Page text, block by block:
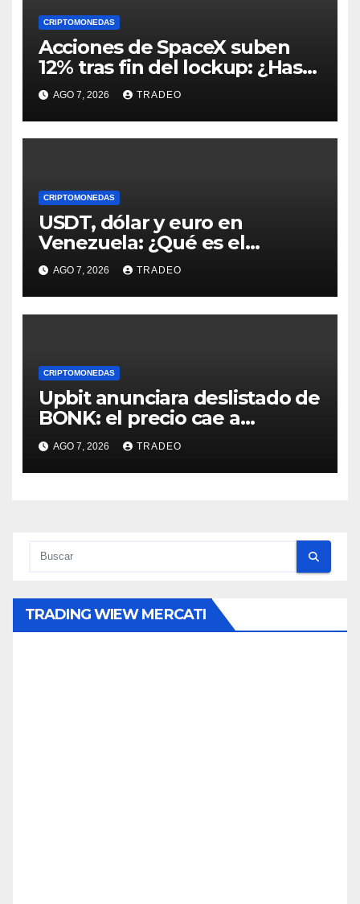
CRIPTOMONEDAS
Acciones de SpaceX suben
12% tras fin del lockup: ¿Hasta
dónde podrían llegar en
agosto?
AGO 7, 2026 TRADEO
CRIPTOMONEDAS
USDT, dólar y euro en
Venezuela: ¿Qué es el
fenómeno “Rockets and
Feathers”?
AGO 7, 2026 TRADEO
CRIPTOMONEDAS
Upbit anunciara deslistado de
BONK: el precio cae a
mínimos 3 años
AGO 7, 2026 TRADEO
TRADING WIEW MERCATI